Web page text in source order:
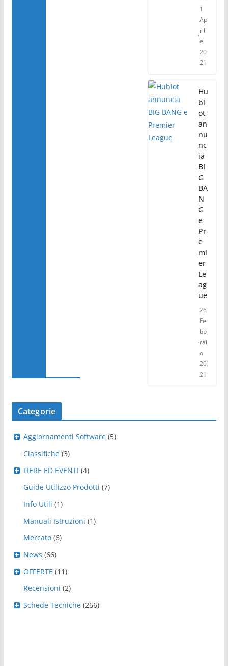
1
Ap
ril
e
20
21
Hu
bl
ot
an
nu
nc
ia
BI
G
BA
N
G
e
Pr
e
mi
er
Le
ag
ue
26
Fe
bb
rai
o
20
21
Categorie
Aggiornamenti Software (5)
Classifiche (3)
FIERE ED EVENTI (4)
Guide Utilizzo Prodotti (7)
Info Utili (1)
Manuali Istruzioni (1)
Mercato (6)
News (66)
OFFERTE (11)
Recensioni (2)
Schede Tecniche (266)